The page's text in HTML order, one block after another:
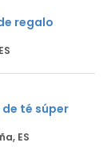
regalo
té súper
ES